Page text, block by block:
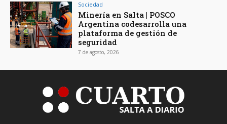
Sociedad
Minería en Salta | POSCO
Argentina codesarrolla una
plataforma de gestión de
seguridad
7 de agosto, 2026